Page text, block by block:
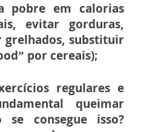
pobre em calorias
evitar gorduras,
substituir
por cereais);
regulares e
queimar
consegue isso?